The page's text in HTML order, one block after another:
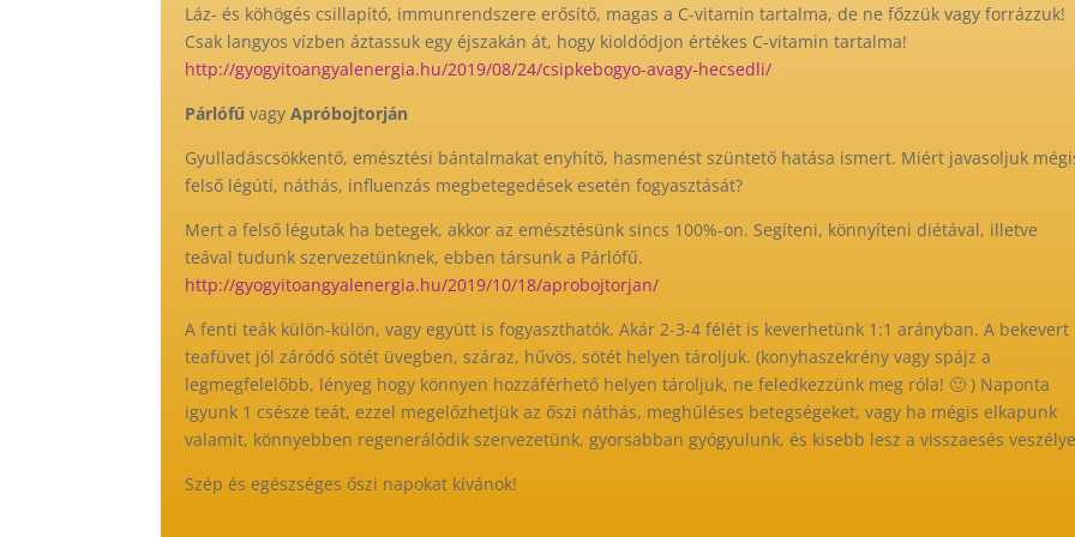
Láz- és köhögés csillapító, immunrendszere erősítő, magas a C-vitamin tartalma, de ne főzzük vagy forrázzuk!
Csak langyos vízben áztassuk egy éjszakán át, hogy kioldódjon értékes C-vitamin tartalma!
http://gyogyitoangyalenergia.hu/2019/08/24/csipkebogyo-avagy-hecsedli/
Párlófűvagy Apróbojtorján
Gyulladáscsökkentő, emésztési bántalmakat enyhítő, hasmenést szüntető hatása ismert. Miért javasoljuk
felső légúti, náthás, influenzás megbetegedések esetén fogyasztását?
Mert a felső légutak ha betegek, akkor az emésztésünk sincs 100%-on. Segíteni, könnyíteni diétával, illetve
teával tudunk szervezetünknek, ebben társunk a Párlófű.
http://gyogyitoangyalenergia.hu/2019/10/18/aprobojtorjan/
A fenti teák külön-külön, vagy együtt is fogyaszthatók. Akár 2-3-4 félét is keverhetünk 1:1 arányban. A bekevert
teafüvet jól záródó sötét üvegben, száraz, hűvös, sötét helyen tároljuk. (konyhaszekrény vagy spájz a
legmegfelelőbb, lényeg hogy könnyen hozzáférhető helyen tároljuk, ne feledkezzünk meg róla! 🙂 ) Naponta
igyunk 1 csésze teát, ezzel megelőzhetjük az őszi náthás, meghűléses betegségeket, vagy ha mégis elkapunk
valamit, könnyebben regenerálódik szervezetünk, gyorsabban gyógyulunk, és kisebb lesz a visszaesés
Szép és egészséges őszi napokat kívánok!